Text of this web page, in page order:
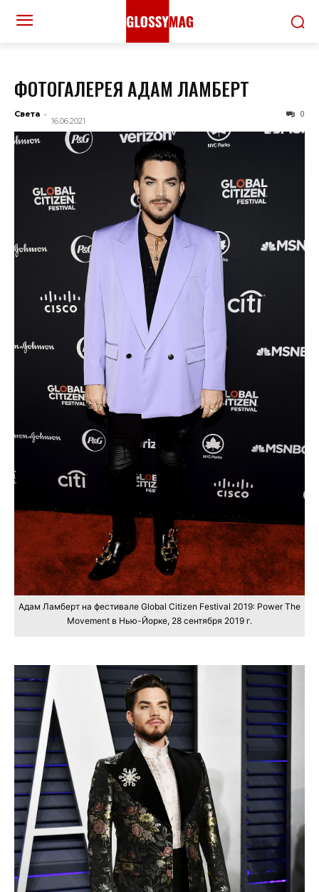
ФОТОГАЛЕРЕЯ АДАМ ЛАМБЕРТ
Света -
16.06.2021
0
Адам Ламберт на фестивале Global Citizen Festival 2019: Power The
Movement в Нью-Йорке, 28 сентября 2019 г.